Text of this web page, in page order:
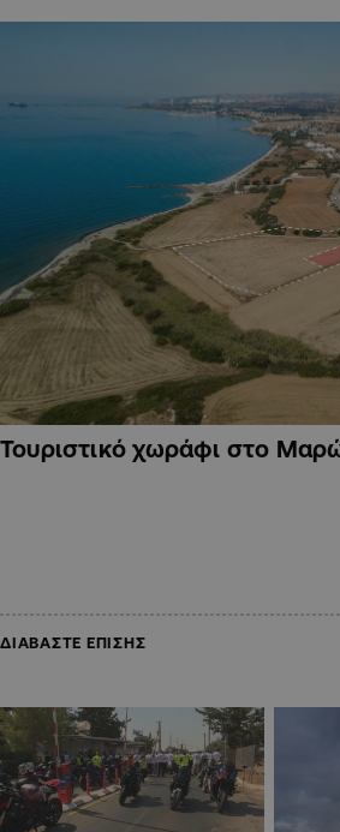
Τουριστικό χωράφι στο
ΔΙΑΒΑΣΤΕ ΕΠΙΣΗΣ